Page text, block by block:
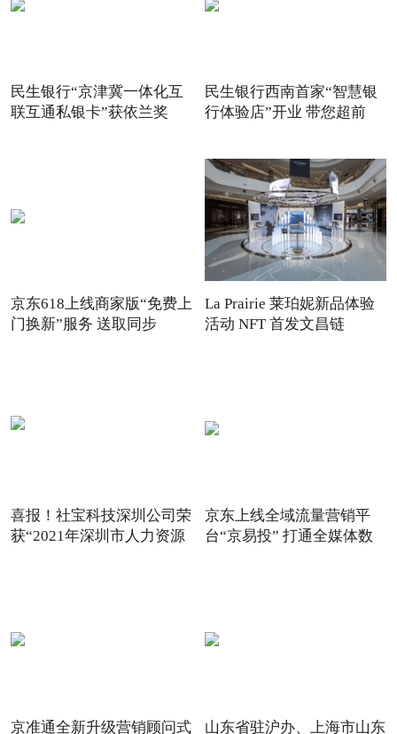
民生银行“京津冀一体化互
联互通私银卡”获依兰奖
民生银行西南首家“智慧银
行体验店”开业 带您超前
京东618上线商家版“免费上
门换新”服务 送取同步
La Prairie 莱珀妮新品体验
活动 NFT 首发文昌链
喜报！社宝科技深圳公司荣
获“2021年深圳市人力资源
京东上线全域流量营销平
台“京易投” 打通全媒体数
京准通全新升级营销顾问式
山东省驻沪办、上海市山东